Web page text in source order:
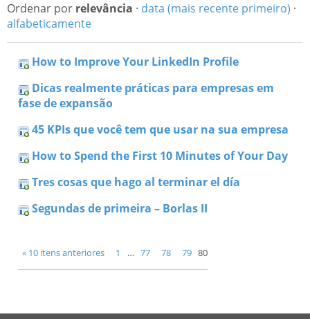
Ordenar por relevância · data (mais recente primeiro) ·
alfabeticamente
How to Improve Your LinkedIn Profile
Dicas realmente práticas para empresas em
fase de expansão
45 KPIs que você tem que usar na sua empresa
How to Spend the First 10 Minutes of Your Day
Tres cosas que hago al terminar el día
Segundas de primeira – Borlas II
« 10 itens anteriores 1 … 77 78 79 80